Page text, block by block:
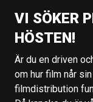
VI SÖKER
HÖSTEN!
Är du en driven
om hur film når
filmdistribution